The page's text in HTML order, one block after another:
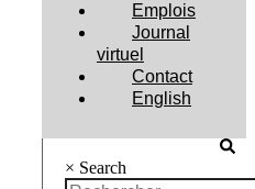
Emplois
Journal
virtuel
Contact
English
× Search